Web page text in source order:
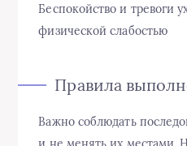
Беспокойство и тревоги
физической слабостью
Правила
Важно соблюдать